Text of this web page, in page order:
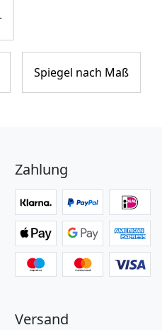
Spiegel nach Maß
Zahlung
Versand